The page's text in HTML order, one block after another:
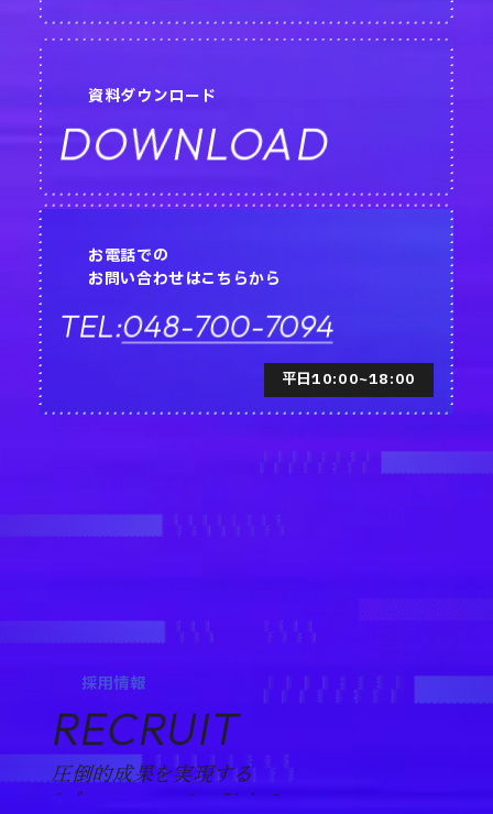
資料ダウンロード
DOWNLOAD
お電話での
お問い合わせはこちらから
TEL:048-700-7094
平日10:00~18:00
採用情報
RECRUIT
圧倒的成果を実現する
“プロフェッショナル”として。